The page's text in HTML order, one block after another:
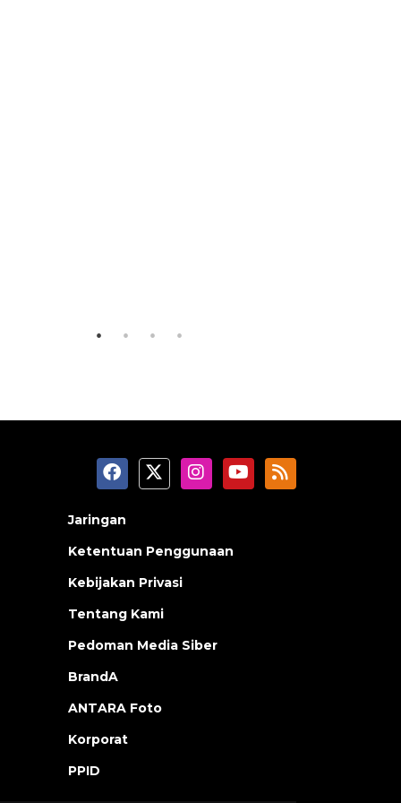
Jaringan
Ketentuan Penggunaan
Kebijakan Privasi
Tentang Kami
Pedoman Media Siber
BrandA
ANTARA Foto
Korporat
PPID